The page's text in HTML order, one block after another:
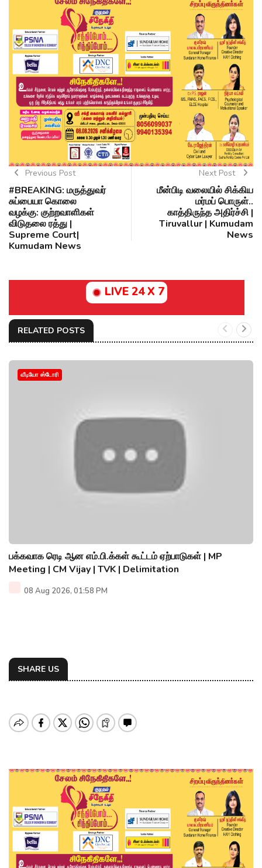
Previous Post
#BREAKING: மருத்துவர்
சுப்பையா கொலை
வழக்கு: குற்றவாளிகள்
விடுதலை ரத்து |
Supreme Court|
Kumudam News
Next Post
மீன்பிடி வலையில் சிக்கிய
மர்மப் பொருள்..
காத்திருந்த அதிர்ச்சி |
Tiruvallur | Kumudam
News
LIVE 24 X 7
RELATED POSTS
வீடியோ ஸ்டோரி
பக்கவாக ரெடி ஆன எம்.பி.க்கள் கூட்டம் ஏற்பாடுகள் | MP
Meeting | CM Vijay | TVK | Delimitation
08 Aug 2026, 01:58 PM
SHARE US